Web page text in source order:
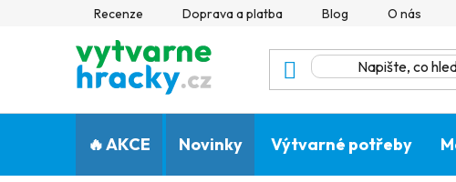
Recenze Doprava a platba Blog O nás
🔥 AKCE Novinky Výtvarné potřeby